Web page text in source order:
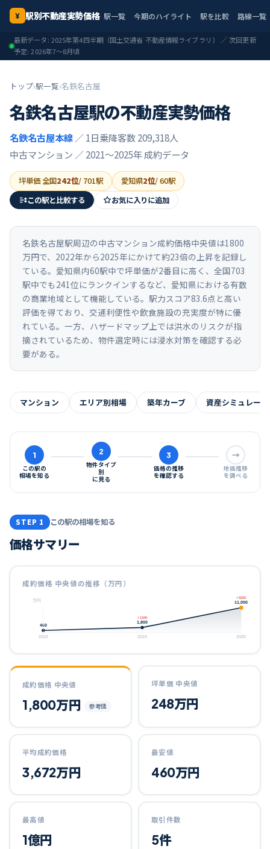
¥ 駅別不動産実勢価格 駅一覧 今期のハイライト 駅を比較 路線一覧
最新データ: 2025年第4四半期（国土交通省 不動産情報ライブラリ） ／ 次回更新
予定:2026年7〜8月頃
トップ›駅一覧›名鉄名古屋
名鉄名古屋駅の不動産実勢価格
名鉄名古屋本線 ／ 1日乗降客数 209,318人
中古マンション ／2021〜2025年成約データ
坪単価 全国242位/ 701駅 愛知県2位/60駅
この駅と比較する
お気に入りに追加
名鉄名古屋駅周辺の中古マンション成約価格中央値は1800
万円で、2022年から2025年にかけて約23倍の上昇を記録し
ている。愛知県内60駅中で坪単価が2番目に高く、全国703
駅中でも241位にランクインするなど、愛知県における有数
の商業地域として機能している。駅力スコア83.6点と高い
評価を得ており、交通利便性や飲食施設の充実度が特に優
れている。一方、ハザードマップ上では洪水のリスクが指
摘されているため、物件選定時には浸水対策を確認する必
要がある。
マンション エリア別相場 築年カーブ 資産シミュレー
1
この駅の
相場を知る
2
物件タイプ
別
に見る
3
価格の推移
を確認する
→
地価推移
を調べる
STEP 1 この駅の相場を知る
価格サマリー
成約価格 中央値の推移（万円）
万円
460
2022
1,800
+1340
2024
11,000
+9200
2025
成約価格 中央値
1,800万円 参考値
坪単価 中央値
248万円
平均成約価格
3,672万円
最安値
460万円
最高値
1億円
取引件数
5件